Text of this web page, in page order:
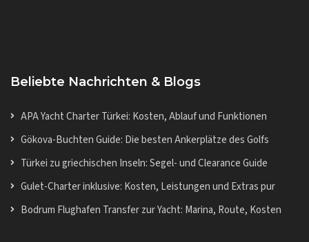
Beliebte Nachrichten & Blogs
APA Yacht Charter Türkei: Kosten, Ablauf und Funktionen
Gökova-Buchten Guide: Die besten Ankerplätze des Golfs
Türkei zu griechischen Inseln: Segel- und Clearance Guide
Gulet-Charter inklusive: Kosten, Leistungen und Extras pur
Bodrum Flughafen Transfer zur Yacht: Marina, Route, Kosten